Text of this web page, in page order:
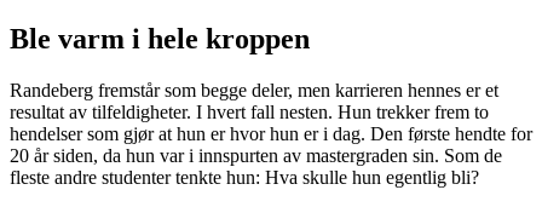
Ble varm i hele kroppen
Randeberg fremstår som begge deler, men karrieren hennes er et
resultat av tilfeldigheter. I hvert fall nesten. Hun trekker frem to
hendelser som gjør at hun er hvor hun er i dag. Den første hendte for
20 år siden, da hun var i innspurten av mastergraden sin. Som de
fleste andre studenter tenkte hun: Hva skulle hun egentlig bli?